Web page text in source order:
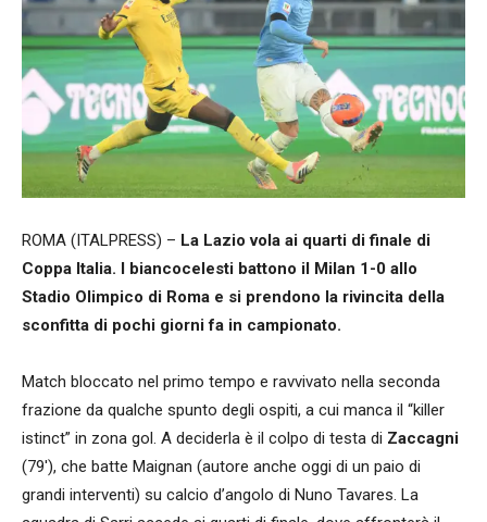
ROMA (ITALPRESS) – La Lazio vola ai quarti di finale di
Coppa Italia. I biancocelesti battono il Milan 1-0 allo
Stadio Olimpico di Roma e si prendono la rivincita della
sconfitta di pochi giorni fa in campionato.
Match bloccato nel primo tempo e ravvivato nella seconda
frazione da qualche spunto degli ospiti, a cui manca il “killer
istinct” in zona gol. A deciderla è il colpo di testa di Zaccagni
(79′), che batte Maignan (autore anche oggi di un paio di
grandi interventi) su calcio d’angolo di Nuno Tavares. La